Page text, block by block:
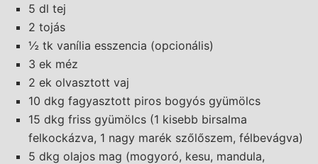
5 dl tej
2 tojás
½ tk vanília esszencia (opcionális)
3 ek méz
2 ek olvasztott vaj
10 dkg fagyasztott piros bogyós gyümölcs
15 dkg friss gyümölcs (1 kisebb birsalma
felkockázva, 1 nagy marék szőlőszem, félbevágva)
5 dkg olajos mag (mogyoró, kesu, mandula,